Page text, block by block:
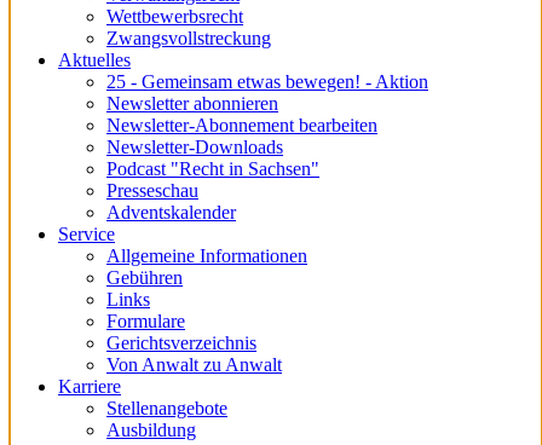
Wettbewerbsrecht
Zwangsvollstreckung
Aktuelles
25 - Gemeinsam etwas bewegen! - Aktion
Newsletter abonnieren
Newsletter-Abonnement bearbeiten
Newsletter-Downloads
Podcast "Recht in Sachsen"
Presseschau
Adventskalender
Service
Allgemeine Informationen
Gebühren
Links
Formulare
Gerichtsverzeichnis
Von Anwalt zu Anwalt
Karriere
Stellenangebote
Ausbildung